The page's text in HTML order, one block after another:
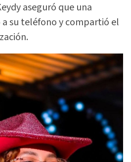
aseguró que una
su teléfono y compartió el